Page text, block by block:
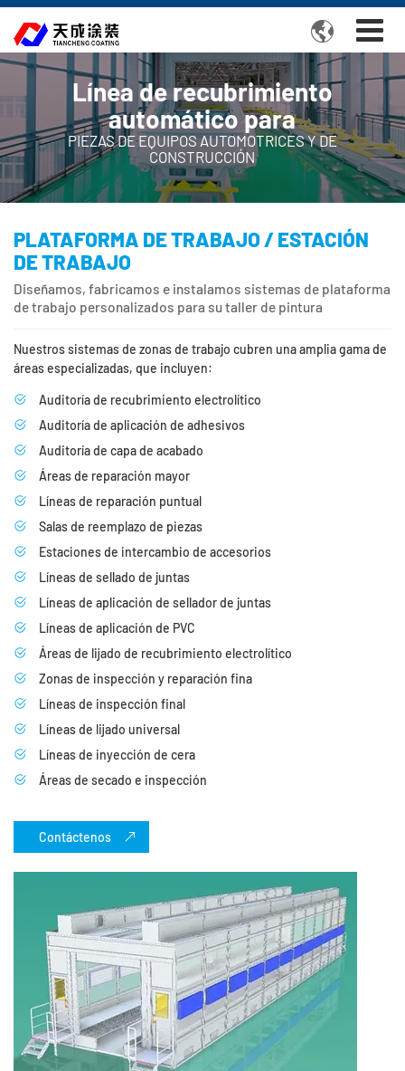

Línea de recubrimiento
automático para
PIEZAS DE EQUIPOS AUTOMOTRICES Y DE
CONSTRUCCIÓN
PLATAFORMA DE TRABAJO / ESTACIÓN
DE TRABAJO
Diseñamos, fabricamos e instalamos sistemas de plataforma
de trabajo personalizados para su taller de pintura
Nuestros sistemas de zonas de trabajo cubren una amplia gama de
áreas especializadas, que incluyen:
Auditoría de recubrimiento electrolítico
Auditoría de aplicación de adhesivos
Auditoría de capa de acabado
Áreas de reparación mayor
Líneas de reparación puntual
Salas de reemplazo de piezas
Estaciones de intercambio de accesorios
Líneas de sellado de juntas
Líneas de aplicación de sellador de juntas
Líneas de aplicación de PVC
Áreas de lijado de recubrimiento electrolítico
Zonas de inspección y reparación fina
Líneas de inspección final
Líneas de lijado universal
Líneas de inyección de cera
Áreas de secado e inspección
Contáctenos